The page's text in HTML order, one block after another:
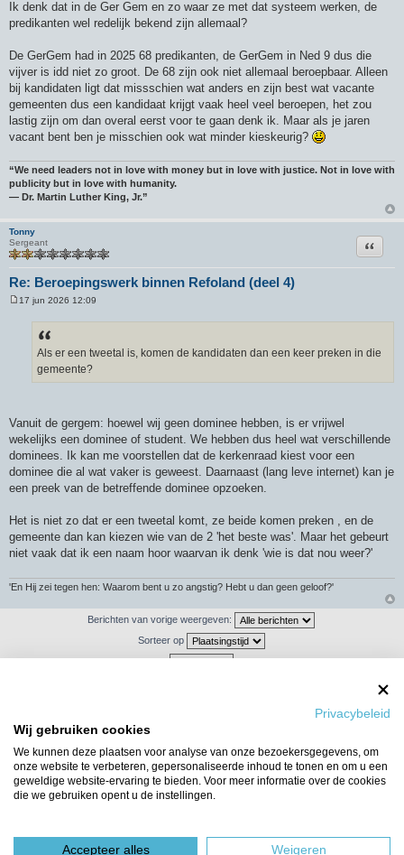
Ik denk dat in de Ger Gem en zo waar ze met dat systeem werken, de
predikanten wel redelijk bekend zijn allemaal?
De GerGem had in 2025 68 predikanten, de GerGem in Ned 9 dus die
vijver is idd niet zo groot. De 68 zijn ook niet allemaal beroepbaar. Alleen
bij kandidaten ligt dat missschien wat anders en zijn best wat vacante
gemeenten dus een kandidaat krijgt vaak heel veel beroepen, het zou
lastig zijn om dan overal eerst voor te gaan denk ik. Maar als je jaren
vacant bent ben je misschien ook wat minder kieskeurig?
“We need leaders not in love with money but in love with justice. Not in love with
publicity but in love with humanity.
― Dr. Martin Luther King, Jr.”
Tonny
Sergeant
Re: Beroepingswerk binnen Refoland (deel 4)
Citeer
17 jun 2026 12:09
Als er een tweetal is, komen de kandidaten dan een keer preken in die
gemeente?
Vanuit de gergem: hoewel wij geen dominee hebben, is er vrijwel
wekelijks een dominee of student. We hebben dus heel wat verschillende
dominees. Ik kan me voorstellen dat de kerkenraad kiest voor een
dominee die al wat vaker is geweest. Daarnaast (lang leve internet) kan je
een preek van de betreffende dominee opzoeken.
Het is niet zo dat er een tweetal komt, ze beide komen preken , en de
gemeente dan kan kiezen wie van de 2 'het beste was'. Maar het gebeurt
niet vaak dat ik een naam hoor waarvan ik denk 'wie is dat nou weer?'
'En Hij zei tegen hen: Waarom bent u zo angstig? Hebt u dan geen geloof?'
Berichten van vorige weergeven:
Sorteer op
Ga naar
WIE IS ER ONLINE
Forumoverzicht
Privacybeleid
Wij gebruiken cookies
We kunnen deze plaatsen voor analyse van onze bezoekersgegevens, om
onze website te verbeteren, gepersonaliseerde inhoud te tonen en om u een
geweldige website-ervaring te bieden. Voor meer informatie over de cookies
die we gebruiken opent u de instellingen.
Accepteer alles Weigeren